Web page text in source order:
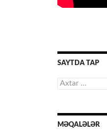
SAYTDA TAP
Axtarış:
MƏQALƏLƏR